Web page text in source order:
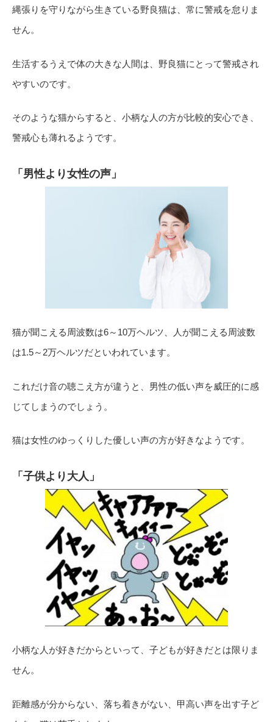
縄張りを守りながら生きている野良猫は、常に警戒を怠りま
せん。
生活するうえで体の大きな人間は、野良猫にとって警戒され
やすいのです。
そのような猫からすると、小柄な人の方が比較的安心でき、
警戒心も薄れるようです。
「男性より女性の声」
猫が聞こえる周波数は6～10万ヘルツ、人が聞こえる周波数
は1.5～2万ヘルツだといわれています。
これだけ音の聴こえ方が違うと、男性の低い声を威圧的に感
じてしまうのでしょう。
猫は女性のゆっくりした優しい声の方が好きなようです。
「子供より大人」
小柄な人が好きだからといって、子どもが好きだとは限りま
せん。
距離感が分からない、落ち着きがない、甲高い声を出す子ど